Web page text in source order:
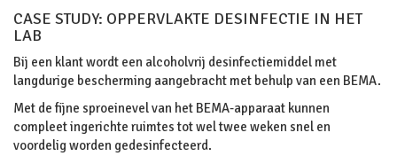
CASE STUDY: OPPERVLAKTE DESINFECTIE IN HET
LAB
Bij een klant wordt een alcoholvrij desinfectiemiddel met
langdurige bescherming aangebracht met behulp van een BEMA.
Met de fijne sproeinevel van het BEMA-apparaat kunnen
compleet ingerichte ruimtes tot wel twee weken snel en
voordelig worden gedesinfecteerd.